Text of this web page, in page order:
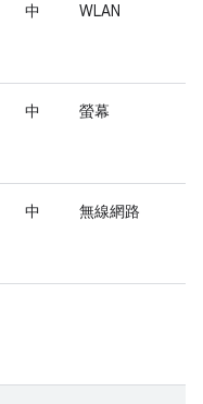
中 WLAN
中 螢幕
中 無線網路